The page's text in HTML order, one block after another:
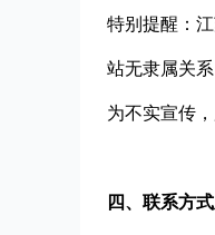
特别提醒：
站无隶属关
为不实宣传
四、联系方